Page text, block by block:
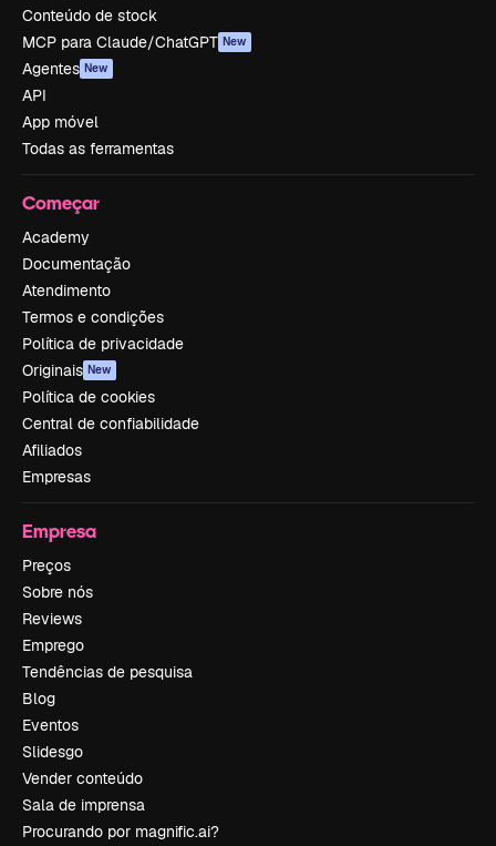
Conteúdo de stock
MCP para Claude/ChatGPT New
Agentes New
API
App móvel
Todas as ferramentas
Começar
Academy
Documentação
Atendimento
Termos e condições
Política de privacidade
Originais New
Política de cookies
Central de confiabilidade
Afiliados
Empresas
Empresa
Preços
Sobre nós
Reviews
Emprego
Tendências de pesquisa
Blog
Eventos
Slidesgo
Vender conteúdo
Sala de imprensa
Procurando por magnific.ai?